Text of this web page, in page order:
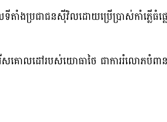
ាំងប្រជាជនស៊ីវិលដោយប្រើប្រាស់កាំភ្លើធំ
គោលដៅរបស់យោធាថៃ ជាការរំលោភបំពា